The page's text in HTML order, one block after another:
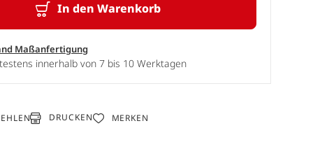
In den Warenkorb
Maßanfertigung
innerhalb von 7 bis 10 Werktagen
DRUCKEN MERKEN